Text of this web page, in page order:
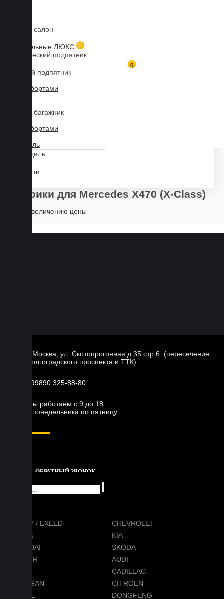
0
Коврики в салон
3D текстильные ЛЮКС
Металлический подпятник
Резиновый подпятник
3D Eva с бортами
Коврики в багажник
3D Eva с бортами
3D Текстиль
Главная
Каталог товаров
Коврики для Mercedes X470 (X-Class)
Марка
Модель
Найти
Коврики для Mercedes X470 (X-Class)
По увеличению цены
г. Москва, ул. Скотопрогонная д 35 стр 6. (пересечение
Волгоградского проспекта и ТТК)
+99890 325-88-80
Мы работаем с 9 до 18
с понедельника по пятницу
ОБРАТНЫЙ ЗВОНОК
CHERY / EXEED
CHEVROLET
RAVON
KIA
HYUNDAI
SKODA
JETOUR
AUDI
CADILLAC
CHANGAN
CITROEN
DODGE
DONGFENG